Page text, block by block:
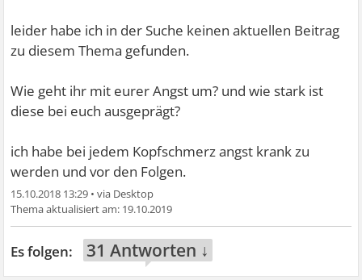
leider habe ich in der Suche keinen aktuellen Beitrag
zu diesem Thema gefunden.
Wie geht ihr mit eurer Angst um? und wie stark ist
diese bei euch ausgeprägt?
ich habe bei jedem Kopfschmerz angst krank zu
werden und vor den Folgen.
15.10.2018 13:29 •
19.10.2019
31 Antworten ↓